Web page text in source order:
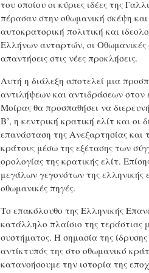
του οποίου οι κύριες ιδέες της
πέρασαν στην οθωμανική σκέψη
αυτοκρατορική πολιτική και
Ελλήνων ανταρτών, οι
απαντήσεις στις νέες προκλήσεις.
Αυτή η διάλεξη αποτελεί μια
αντιλήψεων και αντιδράσεων
Μοίρας θα προσπαθήσει να
Β’, η κεντρική κρατική ελίτ και οι
επανάσταση της Ανεξαρτησίας και
κράτους μέσω της εξέτασης των
ορολογίας της κρατικής ελίτ.
μεγάλων γεγονότων της
οθωμανικές πηγές.
Το επακόλουθο της Ελληνικής
κατάλληλο πλαίσιο της
συστήματος. Η σημασία της
αντίκτυπός της στο οθωμανικό
κατανοήσουμε την ιστορία της